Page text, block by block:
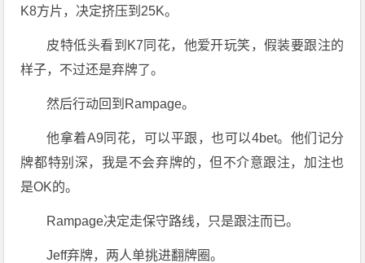
K8方片，决定挤压到25K。
皮特低头看到K7同花，他爱开玩笑，假装要跟注的
样子，不过还是弃牌了。
然后行动回到Rampage。
他拿着A9同花，可以平跟，也可以4bet。他们记分
牌都特别深，我是不会弃牌的，但不介意跟注，加注也
是OK的。
Rampage决定走保守路线，只是跟注而已。
Jeff弃牌，两人单挑进翻牌圈。